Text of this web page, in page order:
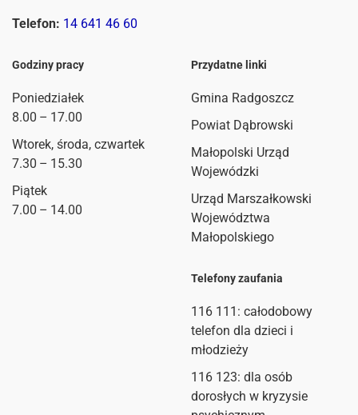
Telefon: 14 641 46 60
Godziny pracy
Poniedziałek
8.00 – 17.00
Wtorek, środa, czwartek
7.30 – 15.30
Piątek
7.00 – 14.00
Przydatne linki
Gmina Radgoszcz
Powiat Dąbrowski
Małopolski Urząd
Wojewódzki
Urząd Marszałkowski
Województwa
Małopolskiego
Telefony zaufania
116 111 : całodobowy
telefon dla dzieci i
młodzieży
116 123: dla osób
dorosłych w kryzysie